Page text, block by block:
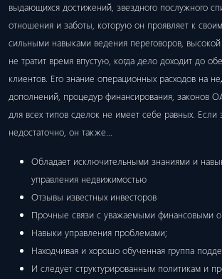
выдающихся достижений, звездного послужного
отношения и заботы, которую он проявляет к
сильными навыками ведения переговоров,
не тратит время впустую, когда дело доходит до
клиентов. Его знание операционных расходов на
дополнений, процедур финансирования, законов
для всех типов сделок не имеет себе равных. Если
недостаточно, он также…
Обладает исключительными знаниями и
управления недвижимостью
Отзывы известных инвесторов
Прочные связи с уважаемыми финансовыми
Навыки управления проблемами;
Находчивая и хорошо обученная группа
И следует структурированным политикам и